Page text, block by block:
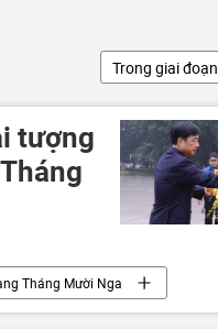
Trong giai đoạn
tượng
Tháng Mười Nga
tượng đài Lenin